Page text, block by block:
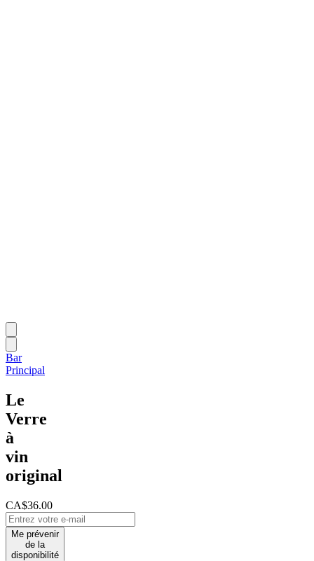
Bar
Principal
Le
Verre
à
vin
original
CA$36.00
Me prévenir
de la
disponibilité